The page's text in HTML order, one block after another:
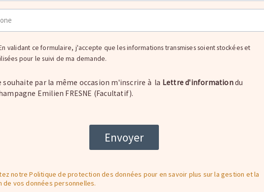
validant ce formulaire, j'accepte que les informations transmises soient stockées et
pour le suivi de ma demande.
souhaite par la même occasion m'inscrire à la Lettre d'informationdu
Emilien FRESNE (Facultatif).
notre Politique de protection des données pour en savoir plus sur la gestion et la
de vos données personnelles.